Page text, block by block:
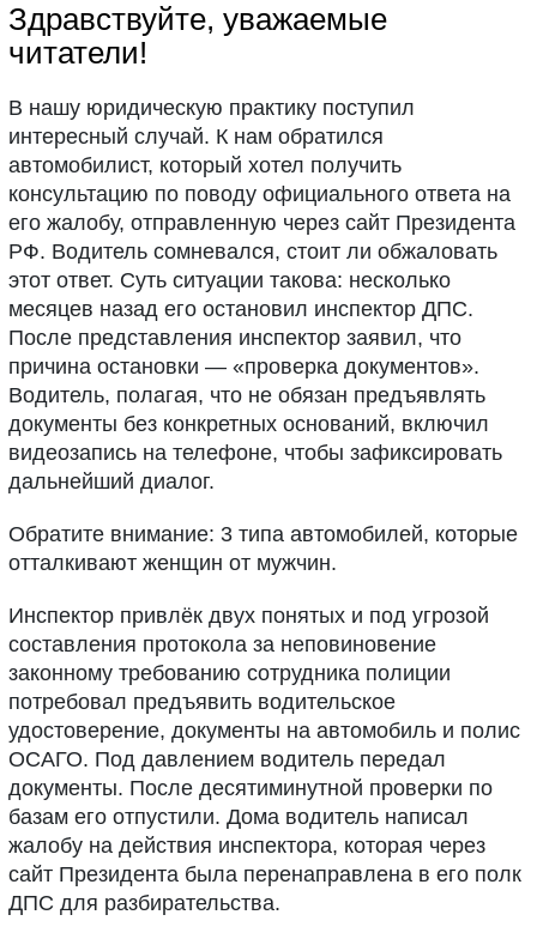
Здравствуйте, уважаемые
читатели!
В нашу юридическую практику поступил
интересный случай. К нам обратился
автомобилист, который хотел получить
консультацию по поводу официального ответа на
его жалобу, отправленную через сайт Президента
РФ. Водитель сомневался, стоит ли обжаловать
этот ответ. Суть ситуации такова: несколько
месяцев назад его остановил инспектор ДПС.
После представления инспектор заявил, что
причина остановки — «проверка документов».
Водитель, полагая, что не обязан предъявлять
документы без конкретных оснований, включил
видеозапись на телефоне, чтобы зафиксировать
дальнейший диалог.
Обратите внимание: 3 типа автомобилей, которые
отталкивают женщин от мужчин.
Инспектор привлёк двух понятых и под угрозой
составления протокола за неповиновение
законному требованию сотрудника полиции
потребовал предъявить водительское
удостоверение, документы на автомобиль и полис
ОСАГО. Под давлением водитель передал
документы. После десятиминутной проверки по
базам его отпустили. Дома водитель написал
жалобу на действия инспектора, которая через
сайт Президента была перенаправлена в его полк
ДПС для разбирательства.